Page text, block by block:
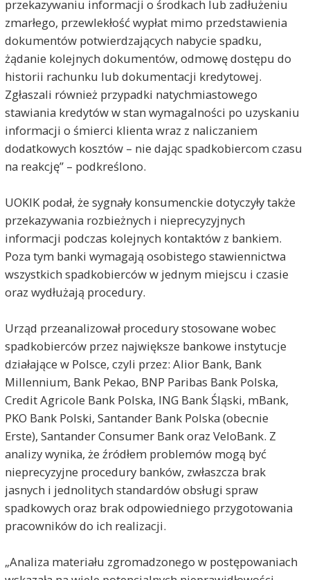
przekazywaniu informacji o środkach lub zadłużeniu
zmarłego, przewlekłość wypłat mimo przedstawienia
dokumentów potwierdzających nabycie spadku,
żądanie kolejnych dokumentów, odmowę dostępu do
historii rachunku lub dokumentacji kredytowej.
Zgłaszali również przypadki natychmiastowego
stawiania kredytów w stan wymagalności po uzyskaniu
informacji o śmierci klienta wraz z naliczaniem
dodatkowych kosztów – nie dając spadkobiercom czasu
na reakcję” – podkreślono.
UOKIK podał, że sygnały konsumenckie dotyczyły także
przekazywania rozbieżnych i nieprecyzyjnych
informacji podczas kolejnych kontaktów z bankiem.
Poza tym banki wymagają osobistego stawiennictwa
wszystkich spadkobierców w jednym miejscu i czasie
oraz wydłużają procedury.
Urząd przeanalizował procedury stosowane wobec
spadkobierców przez największe bankowe instytucje
działające w Polsce, czyli przez: Alior Bank, Bank
Millennium, Bank Pekao, BNP Paribas Bank Polska,
Credit Agricole Bank Polska, ING Bank Śląski, mBank,
PKO Bank Polski, Santander Bank Polska (obecnie
Erste), Santander Consumer Bank oraz VeloBank. Z
analizy wynika, że źródłem problemów mogą być
nieprecyzyjne procedury banków, zwłaszcza brak
jasnych i jednolitych standardów obsługi spraw
spadkowych oraz brak odpowiedniego przygotowania
pracowników do ich realizacji.
„Analiza materiału zgromadzonego w postępowaniach